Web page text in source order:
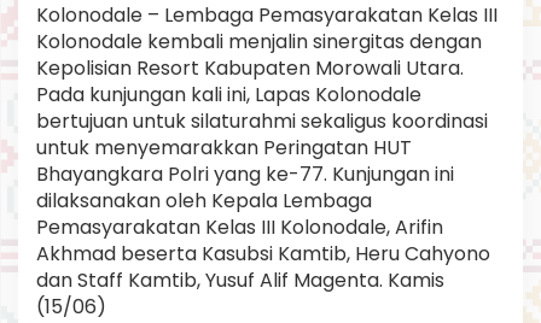
a
s
D
e
n
g
a
n
P
o
l
r
e
Kolonodale – Lembaga Pemasyarakatan Kelas III
Kolonodale kembali menjalin sinergitas dengan
Kepolisian Resort Kabupaten Morowali Utara.
Pada kunjungan kali ini, Lapas Kolonodale
bertujuan untuk silaturahmi sekaligus koordinasi
untuk menyemarakkan Peringatan HUT
Bhayangkara Polri yang ke-77. Kunjungan ini
dilaksanakan oleh Kepala Lembaga
Pemasyarakatan Kelas III Kolonodale, Arifin
Akhmad beserta Kasubsi Kamtib, Heru Cahyono
dan Staff Kamtib, Yusuf Alif Magenta. Kamis
(15/06)